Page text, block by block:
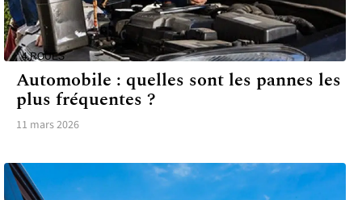
4 ROUES
Automobile : quelles sont les pannes les
plus fréquentes ?
11 mars 2026